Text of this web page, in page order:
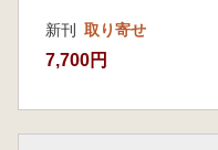
新刊 取り寄せ
7,700円